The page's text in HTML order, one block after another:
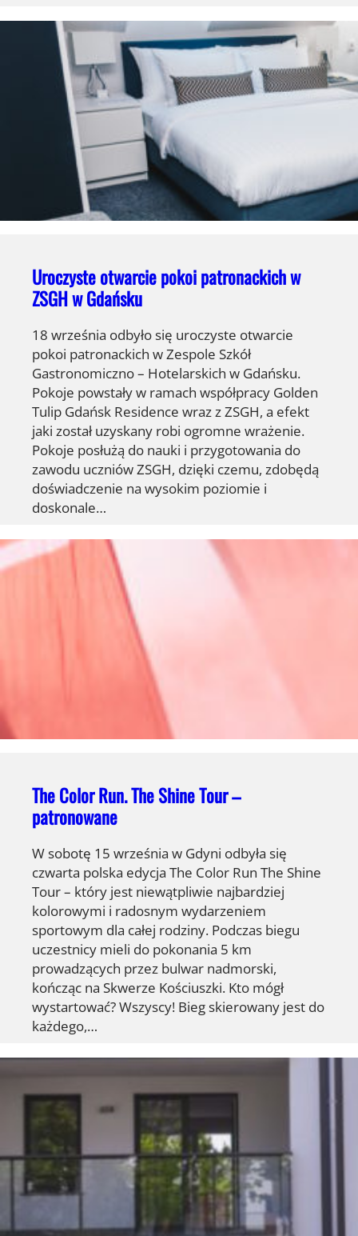
Uroczyste otwarcie pokoi patronackich w
ZSGH w Gdańsku
18 września odbyło się uroczyste otwarcie
pokoi patronackich w Zespole Szkół
Gastronomiczno – Hotelarskich w Gdańsku.
Pokoje powstały w ramach współpracy Golden
Tulip Gdańsk Residence wraz z ZSGH, a efekt
jaki został uzyskany robi ogromne wrażenie.
Pokoje posłużą do nauki i przygotowania do
zawodu uczniów ZSGH, dzięki czemu, zdobędą
doświadczenie na wysokim poziomie i
doskonale…
The Color Run. The Shine Tour –
patronowane
W sobotę 15 września w Gdyni odbyła się
czwarta polska edycja The Color Run The Shine
Tour – który jest niewątpliwie najbardziej
kolorowymi i radosnym wydarzeniem
sportowym dla całej rodziny. Podczas biegu
uczestnicy mieli do pokonania 5 km
prowadzących przez bulwar nadmorski,
kończąc na Skwerze Kościuszki. Kto mógł
wystartować? Wszyscy! Bieg skierowany jest do
każdego,…